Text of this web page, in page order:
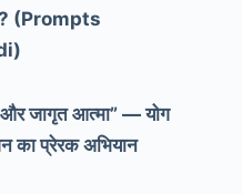
(Prompts
और जागृत आत्मा” — योग
का प्रेरक अभियान